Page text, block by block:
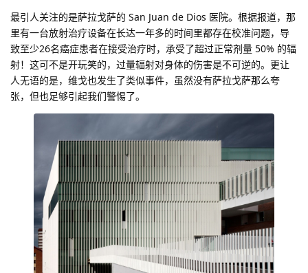
最引人关注的是萨拉戈萨的 San Juan de Dios 医院。根据报道，那
里有一台放射治疗设备在长达一年多的时间里都存在校准问题，导
致至少26名癌症患者在接受治疗时，承受了超过正常剂量 50% 的辐
射！这可不是开玩笑的，过量辐射对身体的伤害是不可逆的。更让
人无语的是，维戈也发生了类似事件，虽然没有萨拉戈萨那么夸
张，但也足够引起我们警惕了。